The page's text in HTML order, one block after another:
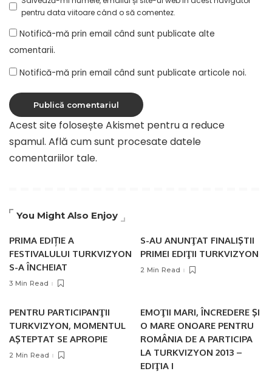
pentru data viitoare când o să comentez.
Notifică-mă prin email când sunt publicate alte
comentarii.
Notifică-mă prin email când sunt publicate articole noi.
Acest site folosește Akismet pentru a reduce
spamul. Află cum sunt procesate datele
comentariilor tale.
You Might Also Enjoy
PRIMA EDIȚIE A
FESTIVALULUI TURKVIZYON
S-A ÎNCHEIAT
3 Min Read
S-AU ANUNŢAT FINALIŞTII
PRIMEI EDIŢII TURKVIZYON
2 Min Read
PENTRU PARTICIPANŢII
TURKVIZYON, MOMENTUL
AŞTEPTAT SE APROPIE
2 Min Read
EMOŢII MARI, ÎNCREDERE ŞI
O MARE ONOARE PENTRU
ROMÂNIA DE A PARTICIPA
LA TURKVIZYON 2013 –
EDIŢIA I